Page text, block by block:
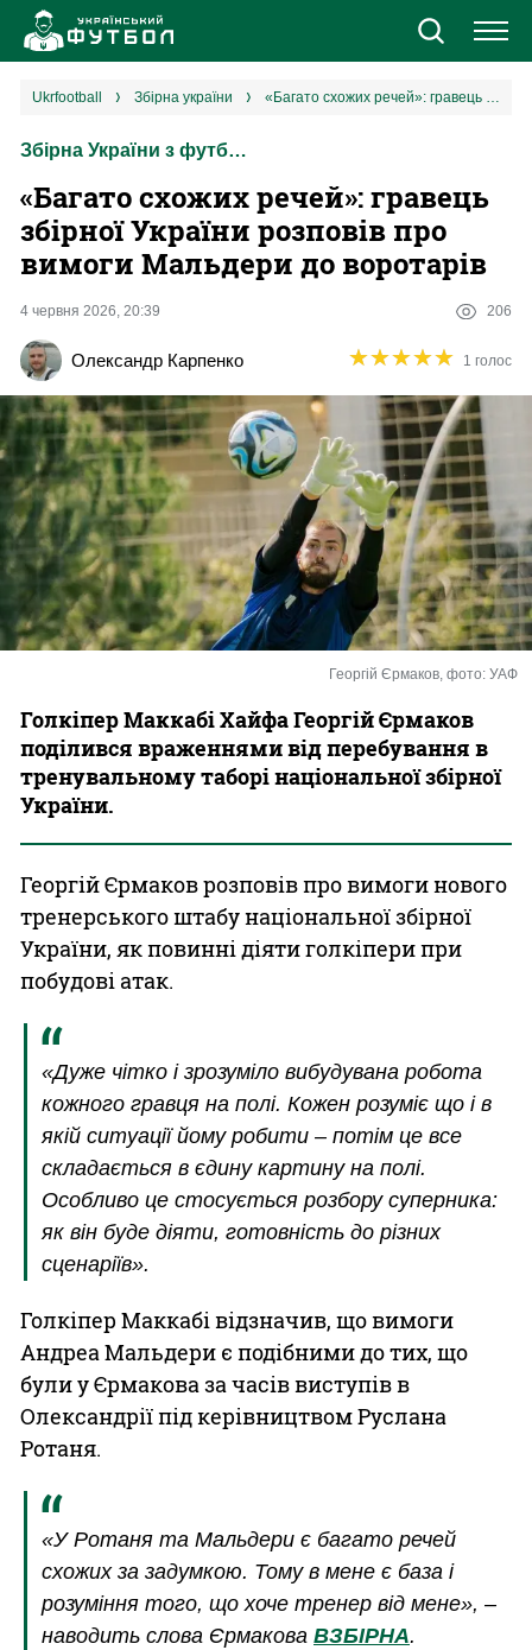
Новини
Збірна
Єврокубки
УПЛ
2 ліга
Різне
Букмекери
Казино
ukrfootball збірна україни «Багато схожих речей»: гравець збірної України розповів про вимоги Мальдери до воротарів
Збірна України з футболу
«Багато схожих речей»: гравець
збірної України розповів про
вимоги Мальдери до воротарів
4 червня 2026, 20:39 206
Олександр Карпенко ★★★★★
★★★★★ 1 голос
Георгій Єрмаков, фото: УАФ
Голкіпер Маккабі Хайфа Георгій Єрмаков
поділився враженнями від перебування в
тренувальному таборі національної збірної
України.
Георгій Єрмаков розповів про вимоги нового
тренерського штабу національної збірної
України, як повинні діяти голкіпери при
побудові атак.
«Дуже чітко і зрозуміло вибудувана робота
кожного гравця на полі. Кожен розуміє що і в
якій ситуації йому робити – потім це все
складається в єдину картину на полі.
Особливо це стосується розбору суперника:
як він буде діяти, готовність до різних
сценаріїв».
Голкіпер Маккабі відзначив, що вимоги
Андреа Мальдери є подібними до тих, що
були у Єрмакова за часів виступів в
Олександрії під керівництвом Руслана
Ротаня.
«У Ротаня та Мальдери є багато речей
схожих за задумкою. Тому в мене є база і
розуміння того, що хоче тренер від мене», –
наводить слова Єрмакова ВЗБІРНА.